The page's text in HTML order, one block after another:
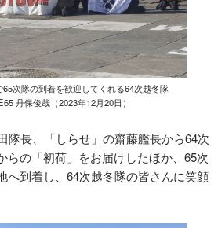
次隊の到着を歓迎してくれる64次越冬隊
丹保俊哉（2023年12月20日）
隊長、「しらせ」の齋藤艦長から64次
らの「初荷」をお届けしたほか、65次
へ到着し、64次越冬隊の皆さんに笑顔